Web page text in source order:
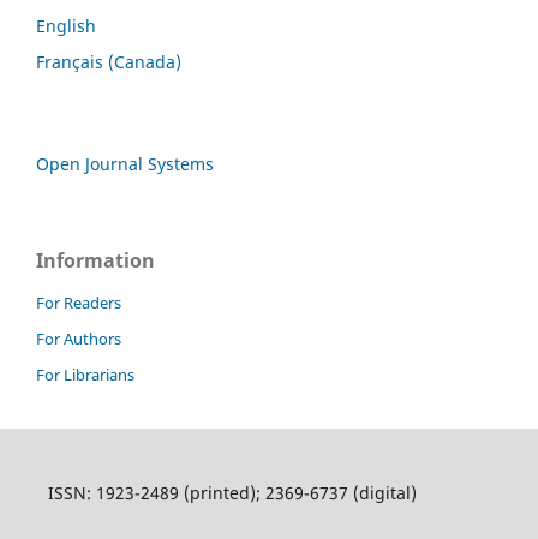
English
Français (Canada)
Open Journal Systems
Information
For Readers
For Authors
For Librarians
ISSN: 1923-2489 (printed); 2369-6737 (digital)